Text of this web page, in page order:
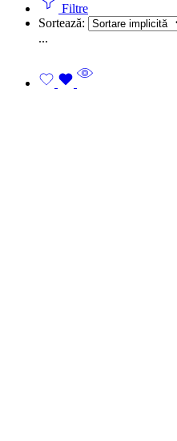
Filtre
Sortează:
...